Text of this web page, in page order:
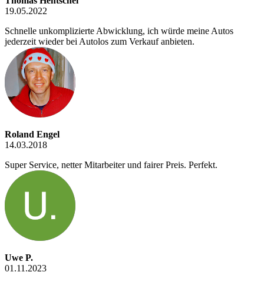
19.05.2022
Schnelle unkomplizierte Abwicklung, ich würde meine Autos
jederzeit wieder bei Autolos zum Verkauf anbieten.
Roland Engel
14.03.2018
Super Service, netter Mitarbeiter und fairer Preis. Perfekt.
Uwe P.
01.11.2023